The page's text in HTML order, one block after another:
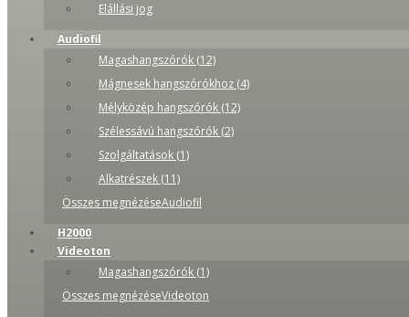
Elállási jog
Audiofil
Magashangszórók (12)
Mágnesek hangszórókhoz (4)
Mélyközép hangszórók (12)
Szélessávú hangszórók (2)
Szolgáltatások (1)
Alkatrészek (11)
Összes megnézéseAudiofil
H2000
Videoton
Magashangszórók (1)
Összes megnézéseVideoton